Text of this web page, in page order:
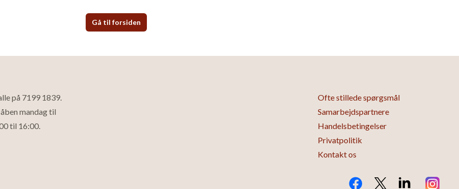
Gå til forsiden
på 7199 1839.
mandag til
til 16:00.
Ofte stillede spørgsmål
Samarbejdspartnere
Handelsbetingelser
Privatpolitik
Kontakt os
FacebookTwitter X.com
LinkedIn